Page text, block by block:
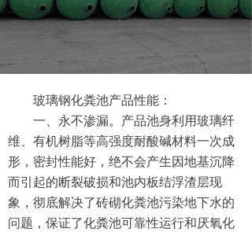
玻璃钢化粪池产品性能：
一、永不渗漏。产品池身利用玻璃纤
维、有机树脂等高强度耐酸碱材料一次成
形，密封性能好，绝不会产生因地基沉降
而引起的断裂破损和池内板结浮渣层现
象，彻底解决了砖砌化粪池污染地下水的
问题，保证了化粪池可靠性运行和厌氧化